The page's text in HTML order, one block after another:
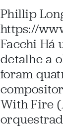
Phillip
https://
Facchi Há
detalhe a
foram
With Fire